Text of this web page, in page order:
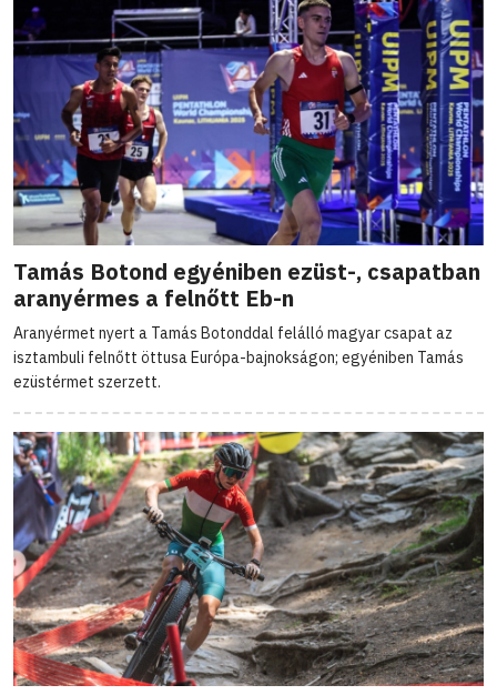
Tamás Botond egyéniben ezüst-, csapatban
aranyérmes a felnőtt Eb-n
Aranyérmet nyert a Tamás Botonddal felálló magyar csapat az
isztambuli felnőtt öttusa Európa-bajnokságon; egyéniben Tamás
ezüstérmet szerzett.